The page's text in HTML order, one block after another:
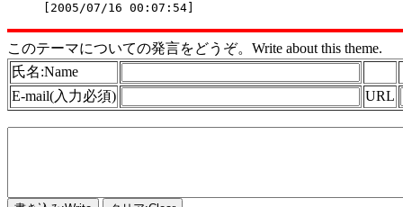
このテーマについての発言をどうぞ。Write about this theme.
氏名:Name
E-mail(入力必須)
URL